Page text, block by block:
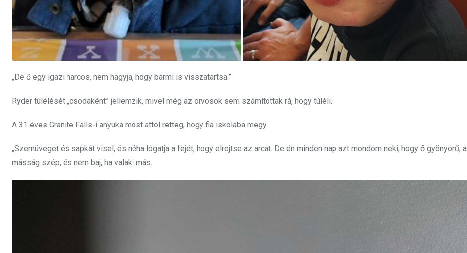
„De ő egy igazi harcos, nem hagyja, hogy bármi is visszatartsa.”
Ryder túlélését „csodaként” jellemzik, mivel még az orvosok sem számítottak rá, hogy túléli.
A 31 éves Granite Falls-i anyuka most attól retteg, hogy fia iskolába megy.
„Szemüveget és sapkát visel, és néha lógatja a fejét, hogy elrejtse az arcát. De én minden nap azt mondom neki, hogy ő gyönyörű, a
másság szép, és nem baj, ha valaki más.